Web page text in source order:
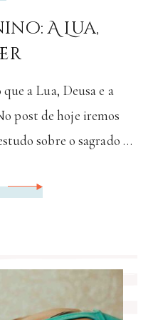
A Lua,
a Lua, Deusa e a
post de hoje iremos
sobre o sagrado …